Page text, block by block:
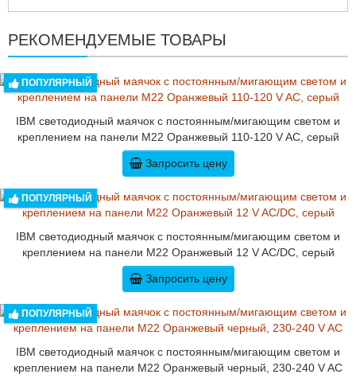
РЕКОМЕНДУЕМЫЕ ТОВАРЫ
ПОПУЛЯРНЫЙ
IBM светодиодный маячок с постоянным/мигающим светом и
креплением на панели M22 Оранжевый 110-120 V AC, серый
Запросить цену
ПОПУЛЯРНЫЙ
IBM светодиодный маячок с постоянным/мигающим светом и
креплением на панели M22 Оранжевый 12 V AC/DC, серый
Запросить цену
ПОПУЛЯРНЫЙ
IBM светодиодный маячок с постоянным/мигающим светом и
креплением на панели M22 Оранжевый черный, 230-240 V AC